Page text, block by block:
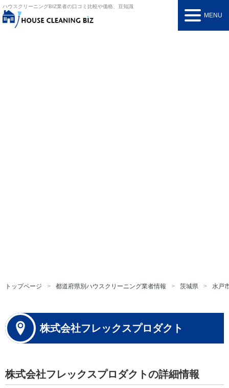
ハウスクリーニングBIZ業者の口コミ比較や価格、豆知識
MENU
トップページ 都道府県別ハウスクリーニング業者情報 茨城県 水戸
株式会社フレックスプロダクト
株式会社フレックスプロダクトの詳細情報